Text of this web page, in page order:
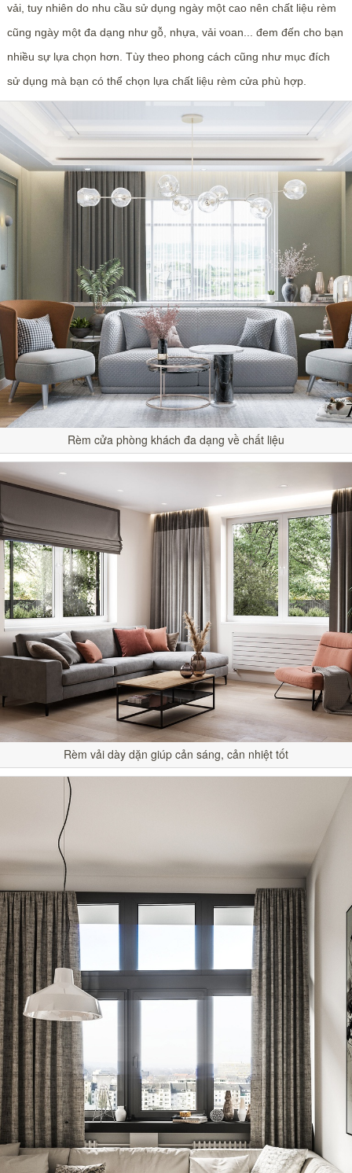
vải, tuy nhiên do nhu cầu sử dụng ngày một cao nên chất liệu rèm
cũng ngày một đa dạng như gỗ, nhựa, vải voan... đem đến cho bạn
nhiều sự lựa chọn hơn. Tùy theo phong cách cũng như mục đích
sử dụng mà bạn có thể chọn lựa chất liệu rèm cửa phù hợp.
Rèm cửa phòng khách đa dạng về chất liệu
Rèm vải dày dặn giúp cản sáng, cản nhiệt tốt